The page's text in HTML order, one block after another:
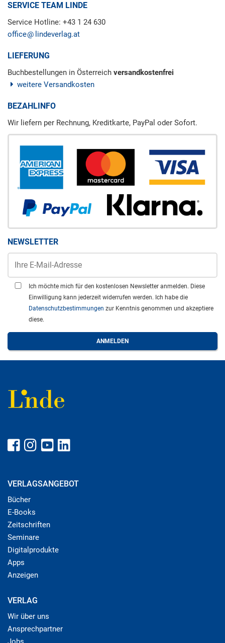
SERVICE TEAM LINDE
Service Hotline: +43 1 24 630
office
lindeverlag.at
LIEFERUNG
Buchbestellungen in Österreich versandkostenfrei
weitere Versandkosten
BEZAHLINFO
Wir liefern per Rechnung, Kreditkarte, PayPal oder Sofort.
NEWSLETTER
Ich möchte mich für den kostenlosen Newsletter anmelden. Diese
Einwilligung kann jederzeit widerrufen werden. Ich habe die
Datenschutzbestimmungen zur Kenntnis genommen und akzeptiere
diese.
VERLAGSANGEBOT
Bücher
E-Books
Zeitschriften
Seminare
Digitalprodukte
Apps
Anzeigen
VERLAG
Wir über uns
Ansprechpartner